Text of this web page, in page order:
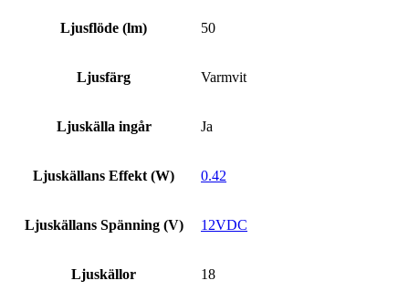
Ljusflöde (lm) 50
Ljusfärg Varmvit
Ljuskälla ingår Ja
Ljuskällans Effekt (W) 0.42
Ljuskällans Spänning (V) 12VDC
Ljuskällor 18